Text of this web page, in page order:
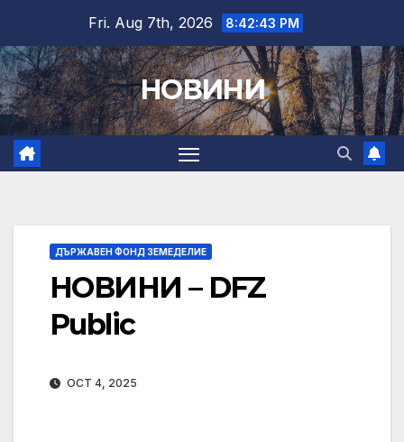
content
Fri. Aug 7th, 2026 8:42:44 PM
НОВИНИ
ДЪРЖАВЕН ФОНД ЗЕМЕДЕЛИЕ
НОВИНИ – DFZ
Public
OCT 4, 2025